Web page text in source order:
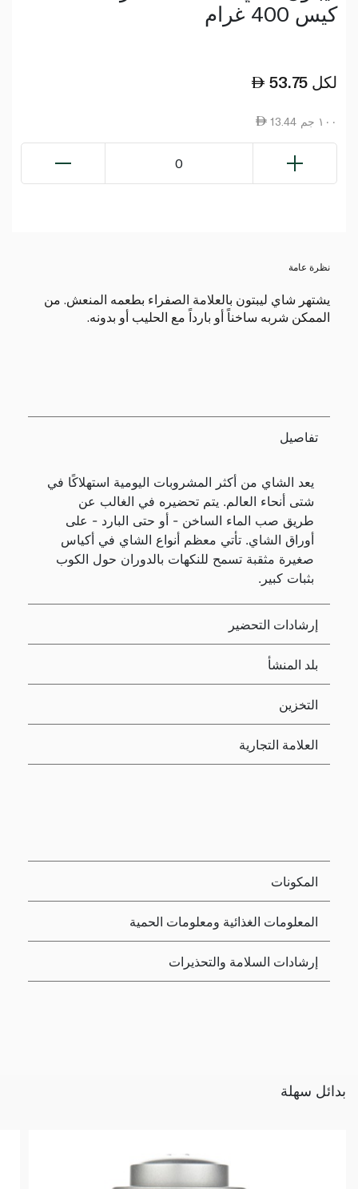
كيس 400 غرام
53.75 لكل
13.44 ١٠٠ جم
0
نظرة عامة
يشتهر شاي ليبتون بالعلامة الصفراء بطعمه المنعش. من
الممكن شربه ساخناً أو بارداً مع الحليب أو بدونه.
تفاصيل
يعد الشاي من أكثر المشروبات اليومية استهلاكًا في
شتى أنحاء العالم. يتم تحضيره في الغالب عن
طريق صب الماء الساخن - أو حتى البارد - على
أوراق الشاي. تأتي معظم أنواع الشاي في أكياس
صغيرة مثقبة تسمح للنكهات بالدوران حول الكوب
بثبات كبير.
إرشادات التحضير
بلد المنشأ
التخزين
العلامة التجارية
المكونات
المعلومات الغذائية ومعلومات الحمية
إرشادات السلامة والتحذيرات
بدائل سهلة